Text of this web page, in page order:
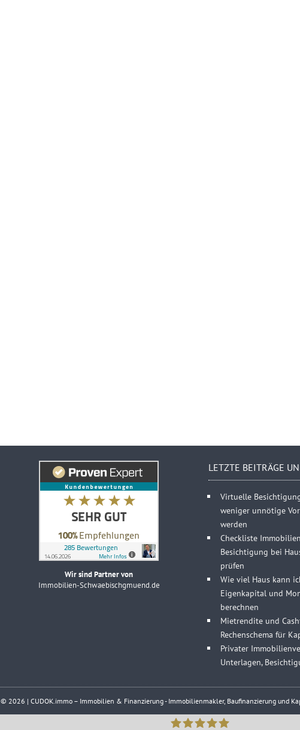
Wir sind Partner von
Immobilien-Schwaebischgmuend.de
LETZTE BEITRÄGE
Virtuelle
weniger unnötige
werden
Checkliste
Besichtigung bei
prüfen
Wie viel Haus kann
Eigenkapital und
berechnen
Mietrendite und
Rechenschema für
Privater
Unterlagen,
© 2026 | CUDOK.immo – Immobilien & Finanzierung - Immobilienmakler, Baufinanzierung und